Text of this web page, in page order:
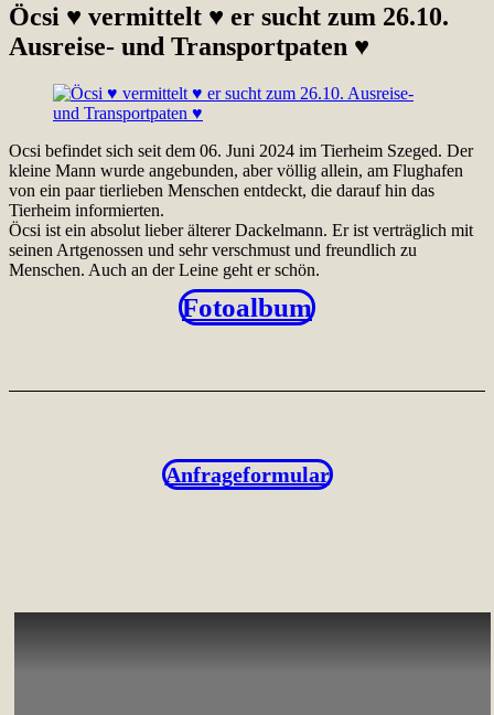
Öcsi ♥ vermittelt ♥ er sucht zum 26.10.
Ausreise- und Transportpaten ♥
Ocsi befindet sich seit dem 06. Juni 2024 im Tierheim Szeged. Der
kleine Mann wurde angebunden, aber völlig allein, am Flughafen
von ein paar tierlieben Menschen entdeckt, die darauf hin das
Tierheim informierten.
Öcsi ist ein absolut lieber älterer Dackelmann. Er ist verträglich mit
seinen Artgenossen und sehr verschmust und freundlich zu
Menschen. Auch an der Leine geht er schön.
Fotoalbum
Anfrageformular